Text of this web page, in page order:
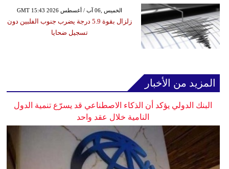
GMT 15:43 2026 الخميس ,06 آب / أغسطس
زلزال بقوة 5.9 درجة يضرب جنوب الفلبين دون
تسجيل ضحايا
المزيد من الأخبار
البنك الدولي يؤكد أن الذكاء الاصطناعي قد يسرّع تنمية الدول
النامية خلال عقد واحد